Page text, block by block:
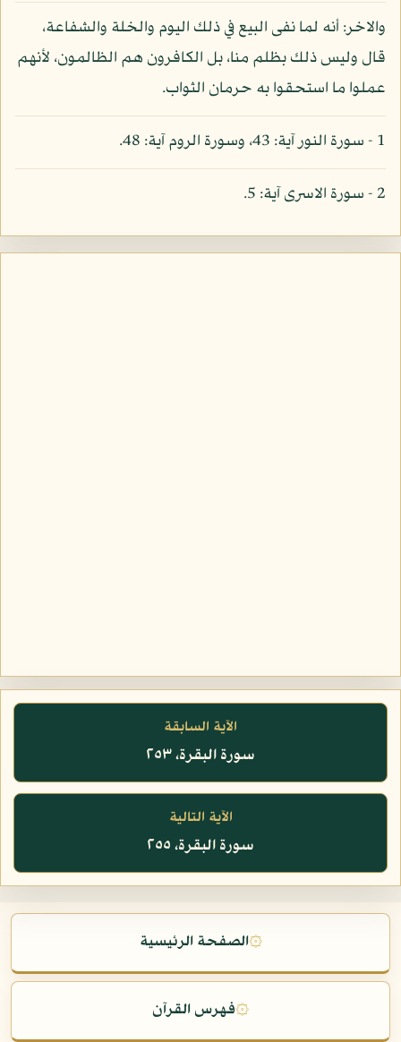
والاخر: أنه لما نفى البيع في ذلك اليوم والخلة والشفاعة،
قال وليس ذلك بظلم منا، بل الكافرون هم الظالمون، لأنهم
عملوا ما استحقوا به حرمان الثواب.
1 - سورة النور آية: 43، وسورة الروم آية: 48.
2 - سورة الاسرى آية: 5.
الآية السابقة
سورة البقرة، ٢٥٣
الآية التالية
سورة البقرة، ٢٥٥
۞الصفحة الرئيسية
۞فهرس القرآن